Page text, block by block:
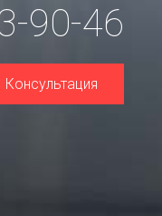
90-46
Консультация